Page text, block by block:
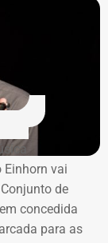
default’
RJ, os R$
junho e
de toda a
técnica do
auditoria
vai
de
concedida
para as